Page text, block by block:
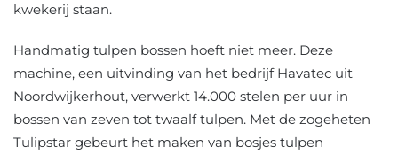
kwekerij staan.
Handmatig tulpen bossen hoeft niet meer. Deze
machine, een uitvinding van het bedrijf Havatec uit
Noordwijkerhout, verwerkt 14.000 stelen per uur in
bossen van zeven tot twaalf tulpen. Met de zogeheten
Tulipstar gebeurt het maken van bosjes tulpen